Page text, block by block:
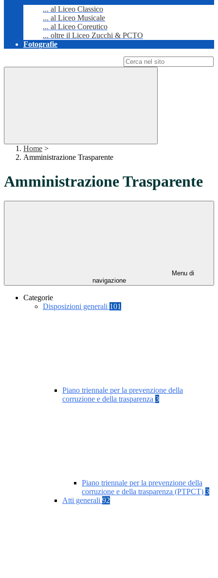
... al Liceo Classico
... al Liceo Musicale
... al Liceo Coreutico
... oltre il Liceo Zucchi & PCTO
Fotografie
Home >
Amministrazione Trasparente
Amministrazione Trasparente
Menu di
navigazione
Categorie
Disposizioni generali 101
Piano triennale per la prevenzione della
corruzione e della trasparenza 3
Piano triennale per la prevenzione della
corruzione e della trasparenza (PTPCT) 3
Atti generali 92